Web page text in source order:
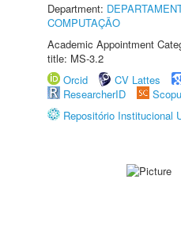
Department:
COMPUTAÇÃO
Academic Appointment
title: MS-3.2
Orcid
CV Lattes
ResearcherID
Repositório Institucional